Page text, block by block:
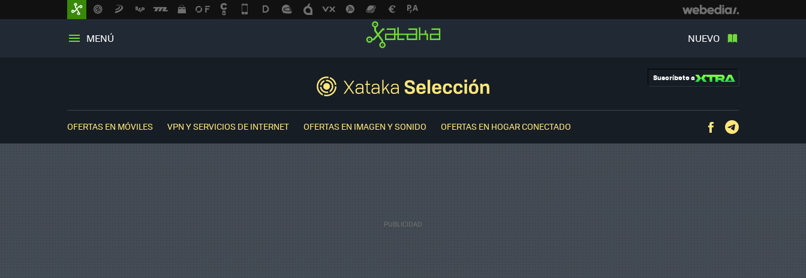
MENÚ NUEVO
Suscríbete a
OFERTAS EN MÓVILES VPN Y SERVICIOS DE INTERNET OFERTAS EN IMAGEN Y SONIDO OFERTAS EN HOGAR CONECTADO Facebook